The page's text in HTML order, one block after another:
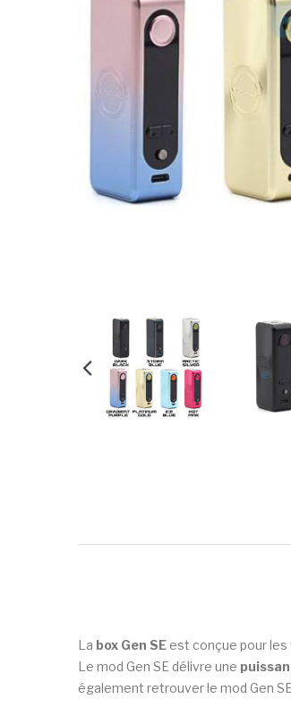
La box Gen SE est conçue pour
Le mod Gen SE délivre une
également retrouver le mod Gen